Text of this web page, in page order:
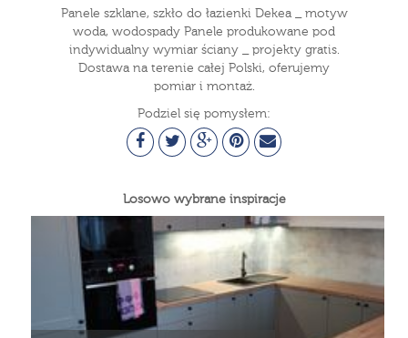
Panele szklane, szkło do łazienki Dekea _ motyw
woda, wodospady Panele produkowane pod
indywidualny wymiar ściany _ projekty gratis.
Dostawa na terenie całej Polski, oferujemy
pomiar i montaż.
Podziel się pomysłem:
Losowo wybrane inspiracje